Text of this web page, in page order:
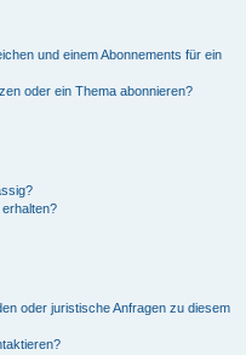
und einem Abonnements für ein
oder ein Thema abonnieren?
oder juristische Anfragen zu diesem